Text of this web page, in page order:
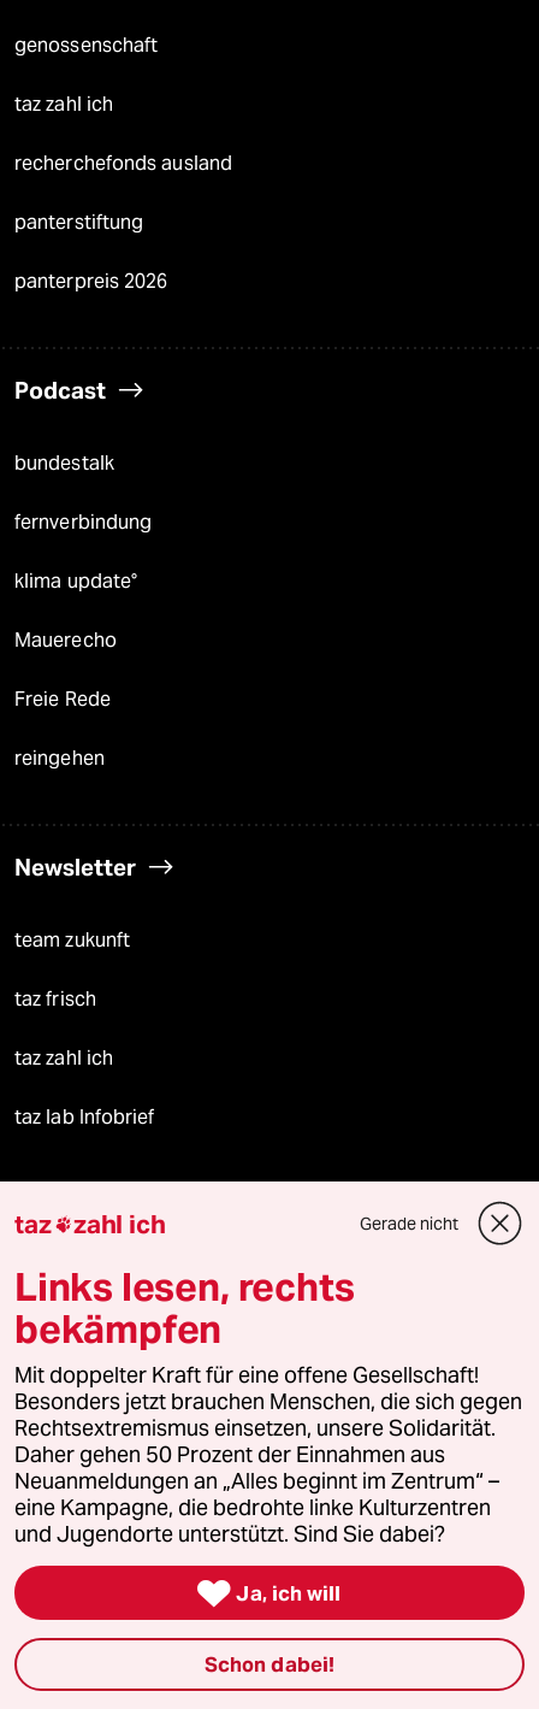
genossenschaft
taz zahl ich
recherchefonds ausland
panterstiftung
panterpreis 2026
Podcast
bundestalk
fernverbindung
klima update°
Mauerecho
Freie Rede
reingehen
Newsletter
team zukunft
taz frisch
taz zahl ich
taz lab Infobrief
Veranstaltungen
Demnächst
Live im Stream
Vergangene
taz lab 2027
Mehr taz Lesestoff
taz zahl ich Gerade nicht
Links lesen, rechts
bekämpfen
Mit doppelter Kraft für eine offene Gesellschaft!
Besonders jetzt brauchen Menschen, die sich gegen
Rechtsextremismus einsetzen, unsere Solidarität.
Daher gehen 50 Prozent der Einnahmen aus
Neuanmeldungen an „Alles beginnt im Zentrum“ –
eine Kampagne, die bedrohte linke Kulturzentren
und Jugendorte unterstützt. Sind Sie dabei?
 Ja, ich will
Schon dabei!